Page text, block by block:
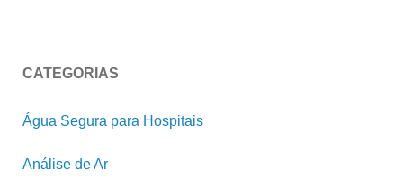
CATEGORIAS
Água Segura para Hospitais
Análise de Ar